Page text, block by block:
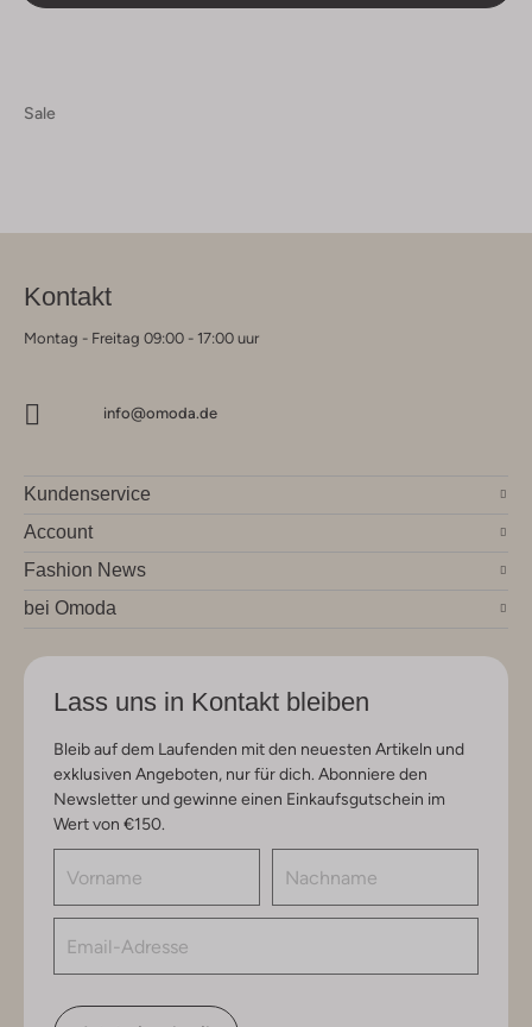
Sale
Kontakt
Montag - Freitag 09:00 - 17:00 uur
info@omoda.de
Kundenservice
Account
Fashion News
bei Omoda
Lass uns in Kontakt bleiben
Bleib auf dem Laufenden mit den neuesten Artikeln und
exklusiven Angeboten, nur für dich. Abonniere den
Newsletter und gewinne einen Einkaufsgutschein im
Wert von €150.